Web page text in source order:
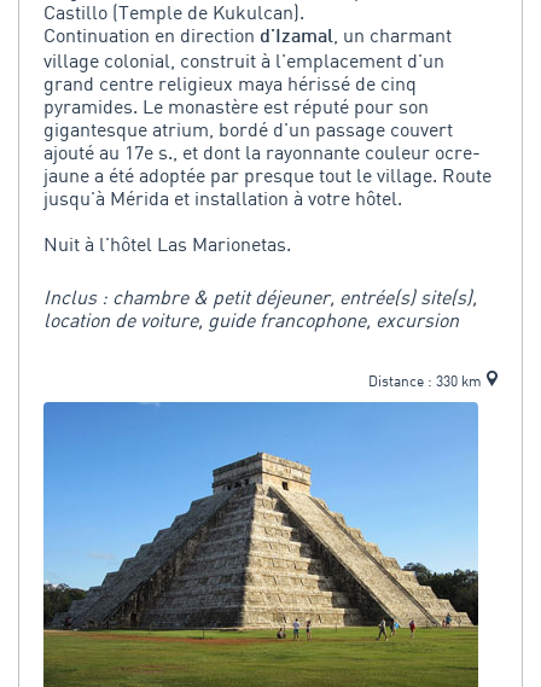
Castillo (Temple de Kukulcan).
Continuation en direction d'Izamal, un charmant
village colonial, construit à l'emplacement d'un
grand centre religieux maya hérissé de cinq
pyramides. Le monastère est réputé pour son
gigantesque atrium, bordé d'un passage couvert
ajouté au 17e s., et dont la rayonnante couleur ocre-
jaune a été adoptée par presque tout le village. Route
jusqu'à Mérida et installation à votre hôtel.
Nuit à l'hôtel Las Marionetas.
Inclus : chambre & petit déjeuner, entrée(s) site(s),
location de voiture, guide francophone, excursion
Distance : 330 km